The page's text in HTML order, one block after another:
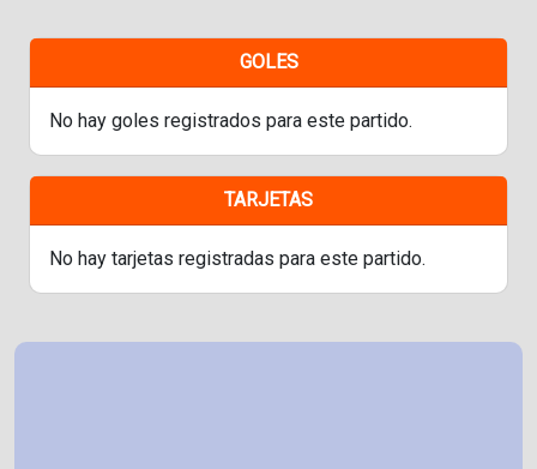
GOLES
No hay goles registrados para este partido.
TARJETAS
No hay tarjetas registradas para este partido.